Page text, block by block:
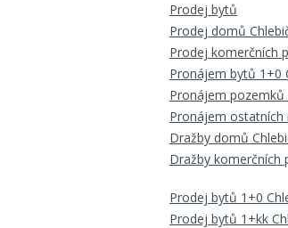
Prodej bytů
Prodej domů
Prodej komerčních
Pronájem bytů 1+0
Pronájem pozemků
Pronájem
Dražby domů
Dražby komerčních
Prodej bytů 1+0
Prodej bytů 1+kk